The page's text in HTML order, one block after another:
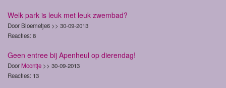
Welk park is leuk met leuk zwembad?
Door Bloemetje6 >> 30-09-2013
Reacties: 8
Geen entree bij Apenheul op dierendag!
DoorMoontje >> 30-09-2013
Reacties: 13